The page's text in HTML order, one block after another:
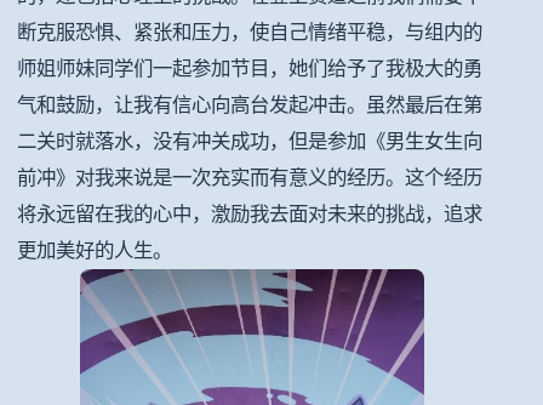
断克服恐惧、紧张和压力，使自己情绪平稳，与组内的
师姐师妹同学们一起参加节目，她们给予了我极大的勇
气和鼓励，让我有信心向高台发起冲击。虽然最后在第
二关时就落水，没有冲关成功，但是参加《男生女生向
前冲》对我来说是一次充实而有意义的经历。这个经历
将永远留在我的心中，激励我去面对未来的挑战，追求
更加美好的人生。